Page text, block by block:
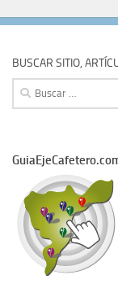
BUSCAR SITIO,
Buscar: